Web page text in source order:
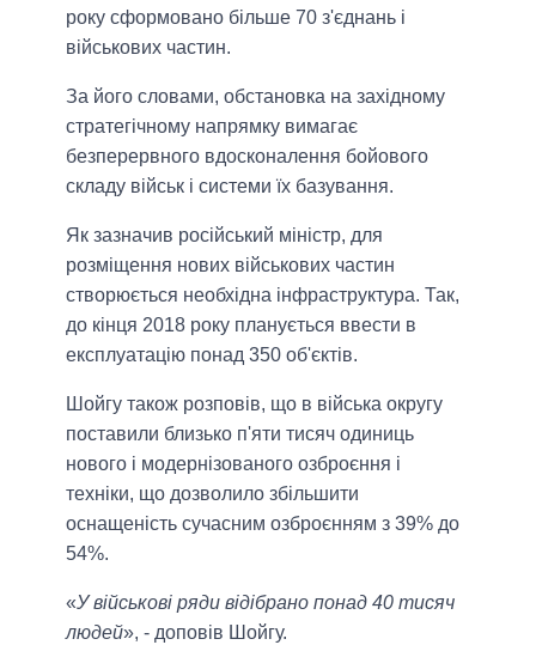
року сформовано більше 70 з'єднань і
військових частин.
За його словами, обстановка на західному
стратегічному напрямку вимагає
безперервного вдосконалення бойового
складу військ і системи їх базування.
Як зазначив російський міністр, для
розміщення нових військових частин
створюється необхідна інфраструктура. Так,
до кінця 2018 року планується ввести в
експлуатацію понад 350 об'єктів.
Шойгу також розповів, що в війська округу
поставили близько п'яти тисяч одиниць
нового і модернізованого озброєння і
техніки, що дозволило збільшити
оснащеність сучасним озброєнням з 39% до
54%.
«У військові ряди відібрано понад 40 тисяч
людей», - доповів Шойгу.